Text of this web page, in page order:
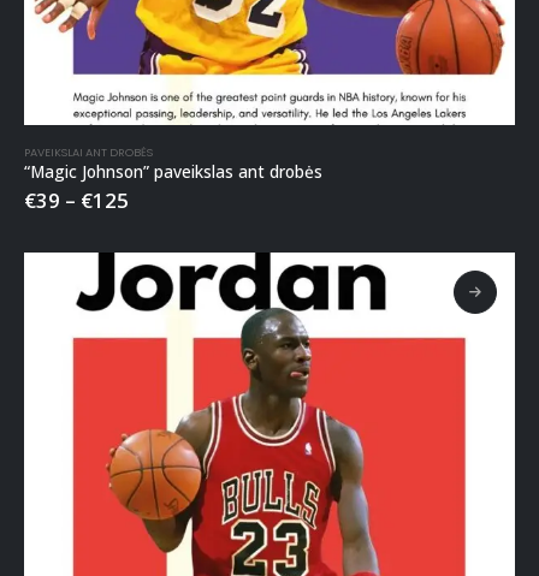
PAVEIKSLAI ANT DROBĖS
“Magic Johnson” paveikslas ant drobės
€39 – €125